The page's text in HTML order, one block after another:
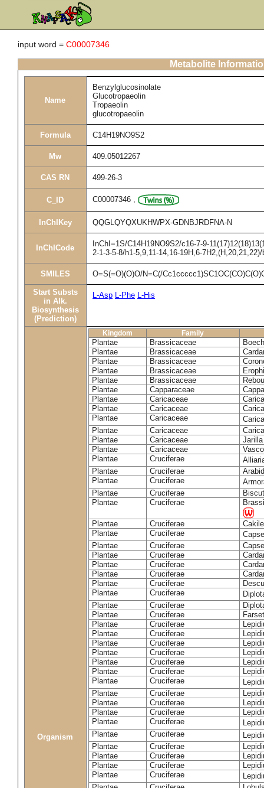
input word = C00007346
Metabolite
Name
Benzylglucosinolate
Glucotropaeolin
Tropaeolin
glucotropaeolin
Formula C14H19NO9S2
Mw 409.05012267
CAS RN 499-26-3
C_ID C00007346 ,
InChIKey QQGLQYQXUKHWPX-GDNBJRDFNA-N
InChICode
InChI=1S/C14H19NO9S2/c16-7-9-
2-1-3-5-8/h1-5,9,11-14,16-19H,6-
SMILES O=S(=O)(O)O/N=C(/
Start Substs
in Alk.
Biosynthesis
(Prediction)
L-Asp L-Phe L-His
Organism
Kingdom Family
Plantae Brassicaceae
Plantae
Brassicaceae
Plantae
Brassicaceae
Plantae
Brassicaceae
Plantae
Brassicaceae
Plantae
Capparaceae
Plantae
Caricaceae
Plantae
Caricaceae
Plantae
Caricaceae
Plantae
Caricaceae
Plantae
Caricaceae
Plantae
Caricaceae
Plantae
Cruciferae
Plantae
Cruciferae
Plantae
Cruciferae
Plantae
Cruciferae
Plantae
Cruciferae
Plantae Cruciferae
Plantae
Cruciferae
Plantae
Cruciferae
Plantae
Cruciferae
Plantae
Cruciferae
Plantae
Cruciferae
Plantae
Cruciferae
Plantae
Cruciferae
Plantae
Cruciferae
Plantae
Cruciferae
Plantae
Cruciferae
Plantae
Cruciferae
Plantae
Cruciferae
Plantae
Cruciferae
Plantae
Cruciferae
Plantae
Cruciferae
Plantae
Cruciferae
Plantae
Cruciferae
Plantae
Cruciferae
Plantae
Cruciferae
Plantae
Cruciferae
Plantae
Cruciferae
Plantae
Cruciferae
Plantae
Cruciferae
Plantae
Cruciferae
Plantae
Cruciferae